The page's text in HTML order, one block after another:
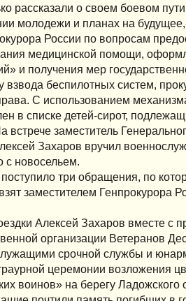
рассказали о своем боевом
молодежи и планах на
России по вопросам
медицинской помощи,
и получения мер
взвода беспилотных систем,
С использованием
в списке детей-сирот,
заместитель
Захаров вручил
с новосельем.
три обращения, по
заместителем Генпрокурора
Алексей Захаров вместе с
организации Ветеранов
срочной службы и
церемонии возложения
воинов» на берегу Ладожского